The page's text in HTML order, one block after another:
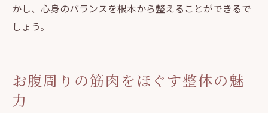
かし、心身のバランスを根本から整えることができるで
しょう。
お腹周りの筋肉をほぐす整体の魅
力